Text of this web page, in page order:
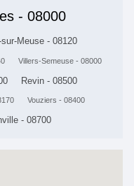
- 08000
sur-Meuse - 08120
Villers-Semeuse - 08000
Revin - 08500
Vouziers - 08400
- 08700